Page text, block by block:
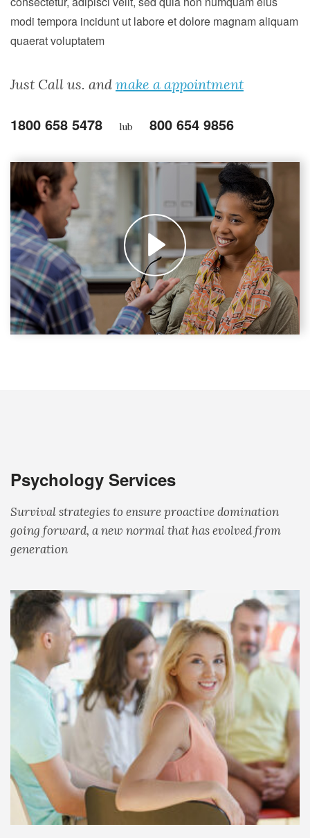
modi tempora incidunt ut labore et dolore magnam aliquam
quaerat voluptatem
Just Call us. and make a appointment
1800 658 5478 lub 800 654 9856
Psychology Services
Survival strategies to ensure proactive domination
going forward, a new normal that has evolved from
generation